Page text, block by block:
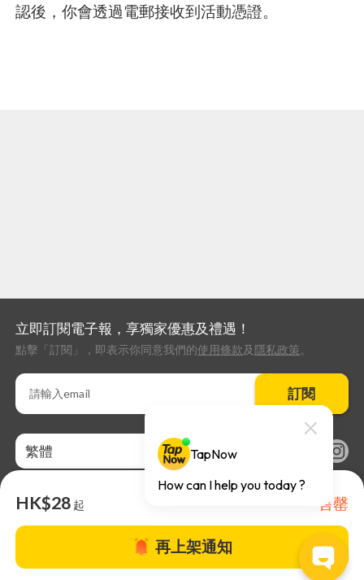
認後，你會透過電郵接收到活動憑證。
HK$28 起 售罄
再上架通知
立即訂閱電子報，享獨家優惠及禮遇！
點擊「訂閱」，即表示你同意我們的使用條款及 隱私政策。
訂閱
繁體
關於TapNow |TapNow Blog |加入成為合作夥伴|網站條款 |幫助